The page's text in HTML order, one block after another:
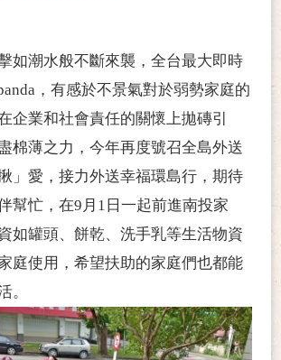
潮水般不斷來襲，全台最大即時
，有感於不景氣對於弱勢家庭的
企業和社會責任的關懷上拋磚引
棉薄之力，今年再度號召全島外送
」愛，接力外送幸福環島行，期待
幫忙，在9月1日一起前進南投家
如罐頭、餅乾、洗手乳等生活物資
庭使用，希望扶助的家庭們也都能
。